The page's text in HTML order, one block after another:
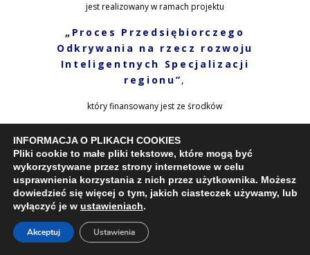
jest realizowany w ramach projektu
„Proces Przedsiębiorczego
Odkrywania na rzecz rozwoju
Inteligentnych Specjalizacji
regionu”,
który finansowany jest ze środków
Kujaw i Pomorza 2021-2027
Drukuj tę stronę
INFORMACJA O PLIKACH COOKIES
Pliki cookie to małe pliki tekstowe, które mogą być
wykorzystywane przez strony internetowe w celu
usprawnienia korzystania z nich przez użytkownika. Możesz
dowiedzieć się więcej o tym, jakich ciasteczek używamy, lub
wyłączyć je w ustawieniach.
Akceptuj Ustawienia